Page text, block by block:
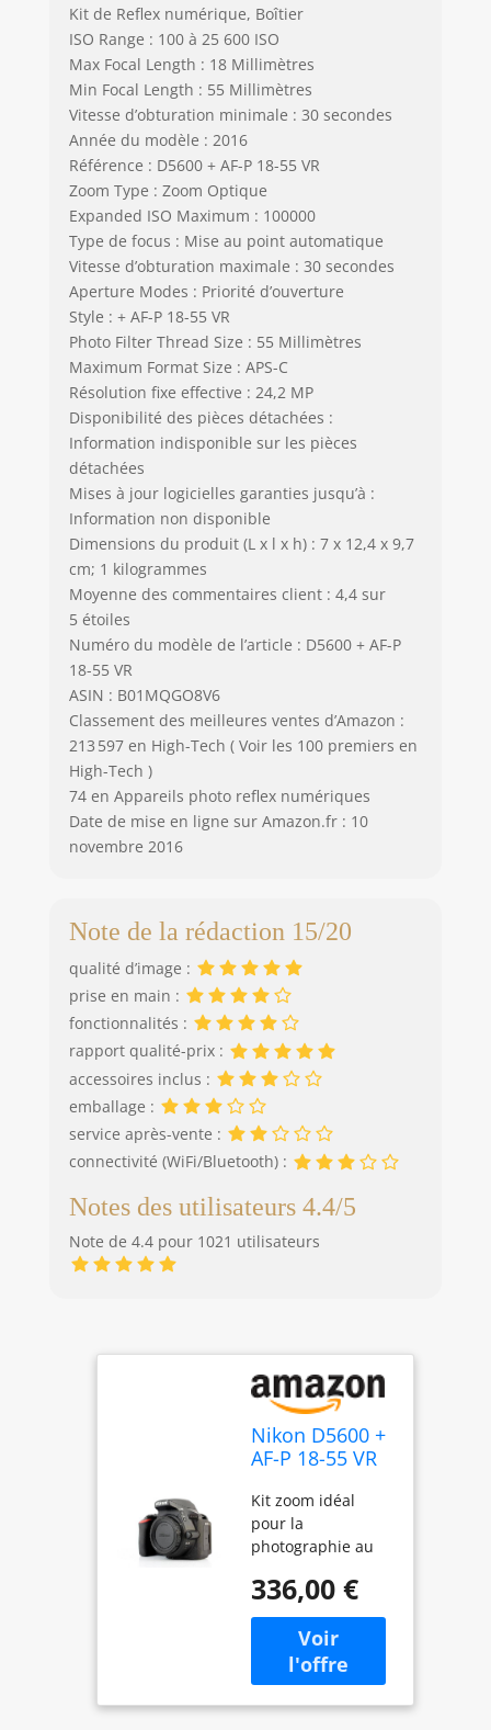
Kit de Reflex numérique, Boîtier
ISO Range : 100 à 25 600 ISO
Max Focal Length : 18 Millimètres
Min Focal Length : 55 Millimètres
Vitesse d’obturation minimale : 30 secondes
Année du modèle : 2016
Référence : D5600 + AF-P 18-55 VR
Zoom Type : Zoom Optique
Expanded ISO Maximum : 100000
Type de focus : Mise au point automatique
Vitesse d’obturation maximale : 30 secondes
Aperture Modes : Priorité d’ouverture
Style : + AF-P 18-55 VR
Photo Filter Thread Size : 55 Millimètres
Maximum Format Size : APS-C
Résolution fixe effective : 24,2 MP
Disponibilité des pièces détachées :
Information indisponible sur les pièces
détachées
Mises à jour logicielles garanties jusqu’à :
Information non disponible
Dimensions du produit (L x l x h) : 7 x 12,4 x 9,7
cm; 1 kilogrammes
Moyenne des commentaires client : 4,4 sur
5 étoiles
Numéro du modèle de l’article : D5600 + AF-P
18-55 VR
ASIN : B01MQGO8V6
Classement des meilleures ventes d’Amazon :
213 597 en High-Tech ( Voir les 100 premiers en
High-Tech )
74 en Appareils photo reflex numériques
Date de mise en ligne sur Amazon.fr : 10
novembre 2016
Note de la rédaction 15/20
qualité d’image :
prise en main :
fonctionnalités :
rapport qualité-prix :
accessoires inclus :
emballage :
service après-vente :
connectivité (WiFi/Bluetooth) :
Notes des utilisateurs 4.4/5
Note de 4.4 pour 1021 utilisateurs
Nikon D5600 +
AF-P 18-55 VR
numérique
24,2 Mpix Noir
Kit zoom idéal
pour la
photographie au
intègre le moteur
pas à pas de
Nikon, qui accélère
la mise au point et
facilite la
réalisation de
336,00 €